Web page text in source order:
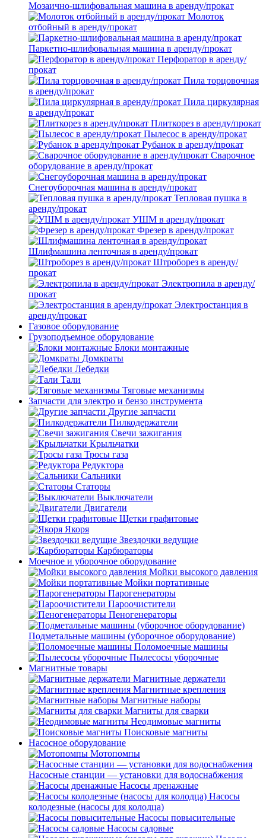
Мозаично-шлифовальная машина в аренду/прокат
Молоток
отбойный в аренду/прокат
Паркетно-шлифовальная машина в аренду/прокат
Перфоратор в аренду/
прокат
Пила торцовочная
в аренду/прокат
Пила циркулярная
в аренду/прокат
Плиткорез в аренду/прокат
Пылесос в аренду/прокат
Рубанок в аренду/прокат
Сварочное
оборудование в аренду/прокат
Снегоуборочная машина в аренду/прокат
Тепловая пушка в
аренду/прокат
УШМ в аренду/прокат
Фрезер в аренду/прокат
Шлифмашина ленточная в аренду/прокат
Штроборез в аренду/
прокат
Электропила в аренду/
прокат
Электростанция в
аренду/прокат
Газовое оборудование
Грузоподъемное оборудование
Блоки монтажные
Домкраты
Лебедки
Тали
Тяговые механизмы
Запчасти для электро и бензо инструмента
Другие запчасти
Пилкодержатели
Свечи зажигания
Крыльчатки
Тросы газа
Редуктора
Сальники
Статоры
Выключатели
Двигатели
Щетки графитовые
Якоря
Звездочки ведущие
Карбюраторы
Моечное и уборочное оборудование
Мойки высокого давления
Мойки портативные
Парогенераторы
Пароочистители
Пеногенераторы
Подметальные машины (уборочное оборудование)
Поломоечные машины
Пылесосы уборочные
Магнитные товары
Магнитные держатели
Магнитные крепления
Магнитные наборы
Магниты для сварки
Неодимовые магниты
Поисковые магниты
Насосное оборудование
Мотопомпы
Насосные станции — установки для водоснабжения
Насосы дренажные
Насосы
колодезные (насосы для колодца)
Насосы повысительные
Насосы садовые